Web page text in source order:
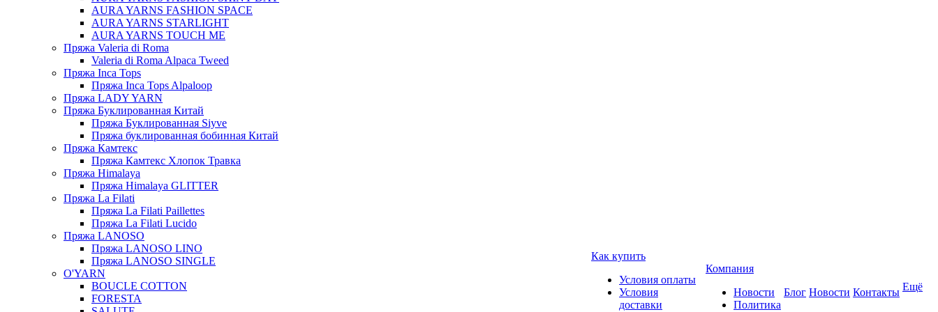
AURA YARNS FASHION SPACE
AURA YARNS STARLIGHT
AURA YARNS TOUCH ME
Пряжа Valeria di Roma
Valeria di Roma Alpaca Tweed
Пряжа Inca Tops
Пряжа Inca Tops Alpaloop
Пряжа LADY YARN
Пряжа Буклированная Китай
Пряжа Буклированная Siyve
Пряжа буклированная бобинная Китай
Пряжа Камтекс
Пряжа Камтекс Хлопок Травка
Пряжа Himalaya
Пряжа Himalaya GLITTER
Пряжа La Filati
Пряжа La Filati Paillettes
Пряжа La Filati Lucido
Пряжа LANOSO
Пряжа LANOSO LINO
Пряжа LANOSO SINGLE
O'YARN
BOUCLE COTTON
FORESTA
Как купить
Условия оплаты
Условия
доставки
Компания
Новости
Политика
Блог Новости Контакты Ещё